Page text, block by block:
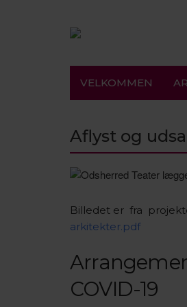
VELKOMMEN
Aflyst og
Billedet er fra
arkitekter.pdf
COVID-19